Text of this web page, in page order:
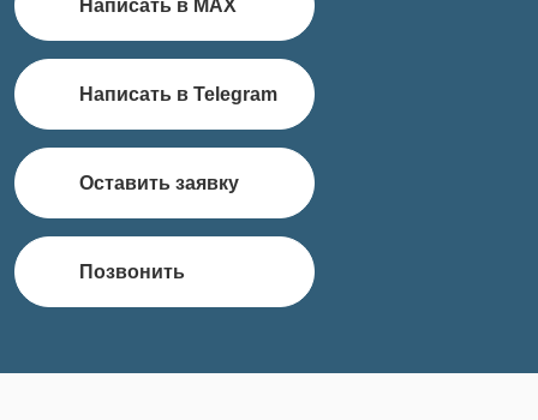
Написать в MAX
Написать в Telegram
Оставить заявку
Позвонить